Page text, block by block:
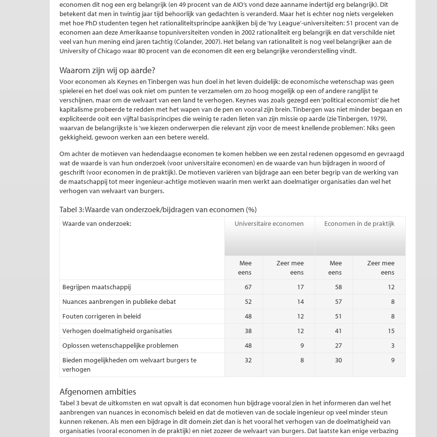
economen dit nog een erg belangrijk (en 49 procent van de AIO’s vond deze aanname indertijd erg belangrijk). Dit
betekent dat men in twintig jaar tijd behoorlijk van gedachten is veranderd. Maar het is echter nog niets vergeleken
met hoe PhD studenten tegen het rationaliteitsprincipe aankijken bij de ‘Ivy League’-universiteiten: 51 procent van de
economen aan deze Amerikaanse topuniversiteiten vonden in 2002 rationaliteit erg belangrijk en dat verschilde niet
veel van hun mening eind jaren tachtig (Colander, 2007). Het belang van rationaliteit is nog veel belangrijker aan de
University of Chicago waar 80 procent van de economen dit een erg belangrijke veronderstelling vindt.
Waarom zijn wij op aarde?
Voor economen als Keynes en Tinbergen was hun doel in het leven duidelijk: de economische wetenschap was geen
spielerei en het doel was ook niet om punten te verzamelen om zo hoog mogelijk op een of andere ranglijst te
verschijnen, maar om de welvaart van een land te verhogen. Keynes was zoals gezegd een ‘political economist’ die het
kapitalisme probeerde te redden met het wapen van de pen en vooral zijn brein. Tinbergen was niet minder begaan en
expliciteerde ooit een vijftal basisprincipes die weinig te raden lieten van zijn missie op aarde (zie Tinbergen, 1979),
waarvan de belangrijkste is ‘we kiezen onderwerpen die relevant zijn voor de meest knellende problemen’. Niks geen
gekkigheid, gewoon werken aan een betere wereld.
Om achter de motieven van hedendaagse economen te komen hebben we een zestal redenen opgesomd en gevraagd
wat de waarde is van hun onderzoek (voor universitaire economen) en de waarde van hun bijdragen in woord of
geschrift (voor economen in de praktijk). De motieven variëren van bijdrage aan een beter begrip van de werking van
de maatschappij tot meer ingenieur-achtige motieven waarin men werkt aan doelmatiger organisaties dan wel het
verhogen van welvaart van burgers.
Tabel 3: Waarde van onderzoek/bijdragen van economen (%)
Waarde van onderzoek: Universitaire economen Economen in de praktijk
Mee
eens
Zeer mee
eens
Mee
eens
Zeer mee
eens
Begrijpen maatschappij
67 17 58
12
Nuances aanbrengen in publieke debat
52 14 57
8
Fouten corrigeren in beleid
48 12 51
8
Verhogen doelmatigheid organisaties
38 12 41
15
Oplossen wetenschappelijke problemen
48 9 27
3
Bieden mogelijkheden om welvaart burgers te
verhogen
32 8 30 9
Afgenomen ambities
Tabel 3 bevat de uitkomsten en wat opvalt is dat economen hun bijdrage vooral zien in het informeren dan wel het
aanbrengen van nuances in economisch beleid en dat de motieven van de sociale ingenieur op veel minder steun
kunnen rekenen. Als men een bijdrage in dit domein ziet dan is het vooral het verhogen van de doelmatigheid van
organisaties (vooral economen in de praktijk) en niet zozeer de welvaart van burgers. Dat laatste kan enige verbazing